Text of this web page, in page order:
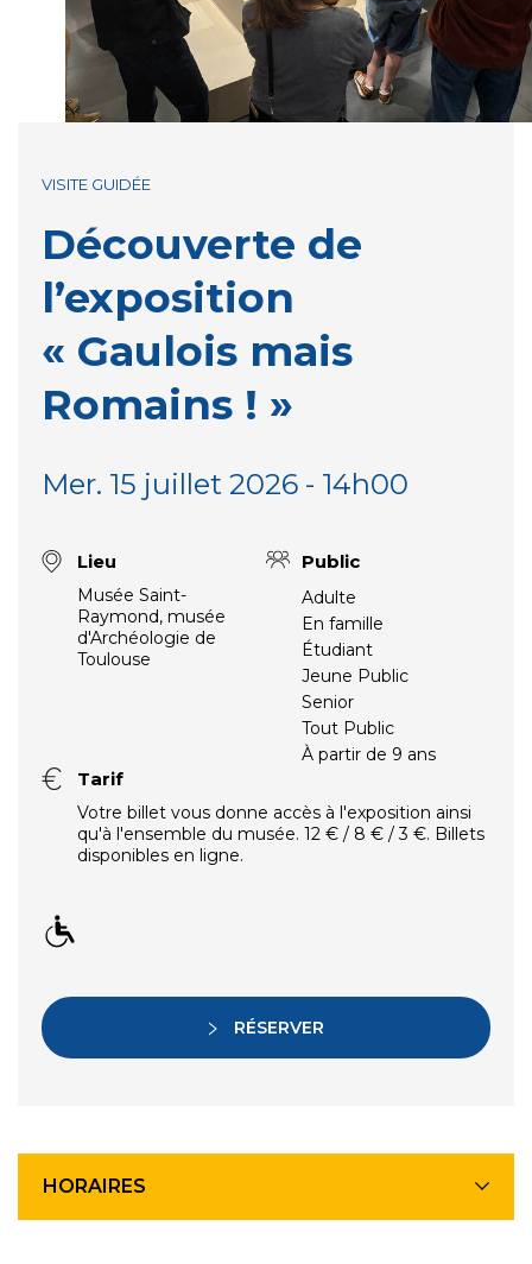
Découverte de
l’exposition
« Gaulois mais
Romains ! »
VISITE GUIDÉE
Mer. 15 juillet 2026 - 14h00
Lieu
Musée Saint-
Raymond, musée
d'Archéologie de
Toulouse
Public
Adulte
En famille
Étudiant
Jeune Public
Senior
Tout Public
À partir de 9 ans
Tarif
Votre billet vous donne accès à l'exposition ainsi
qu'à l'ensemble du musée. 12 € / 8 € / 3 €. Billets
disponibles en ligne.
RÉSERVER
HORAIRES